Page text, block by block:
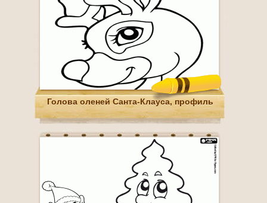
Голова оленей Санта-Клауса, профиль